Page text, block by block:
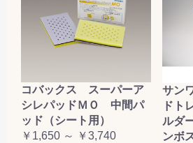
コバックス スーパーア
シレパッドＭＯ 中間パ
ッド（シート用）
￥1,650 ～ ￥3,740
サン
ドト
ルダ
ンボ